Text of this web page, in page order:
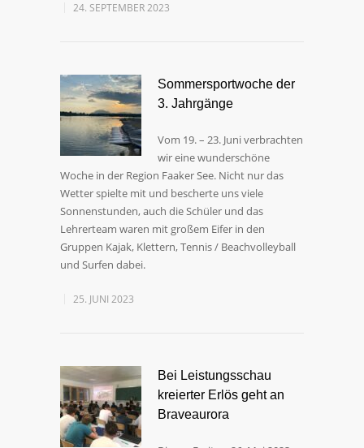
24. SEPTEMBER 2023
Sommersportwoche der
3. Jahrgänge
Vom 19. – 23. Juni verbrachten
wir eine wunderschöne
Woche in der Region Faaker See. Nicht nur das
Wetter spielte mit und bescherte uns viele
Sonnenstunden, auch die Schüler und das
Lehrerteam waren mit großem Eifer in den
Gruppen Kajak, Klettern, Tennis / Beachvolleyball
und Surfen dabei.
25. JUNI 2023
Bei Leistungsschau
kreierter Erlös geht an
Braveaurora